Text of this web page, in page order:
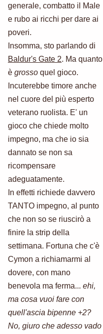
generale, combatto il Male
e rubo ai ricchi per dare ai
poveri.
Insomma, sto parlando di
Baldur's Gate 2. Ma quanto
è grosso quel gioco.
Incuterebbe timore anche
nel cuore del più esperto
veterano ruolista. E' un
gioco che chiede molto
impegno, ma che io sia
dannato se non sa
ricompensare
adeguatamente.
In effetti richiede davvero
TANTO impegno, al punto
che non so se riuscirò a
finire la strip della
settimana. Fortuna che c'è
Cymon a richiamarmi al
dovere, con mano
benevola ma ferma... ehi,
ma cosa vuoi fare con
quell'ascia bipenne +2?
No, giuro che adesso vado